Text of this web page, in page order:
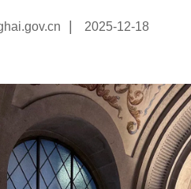
2025-12-18